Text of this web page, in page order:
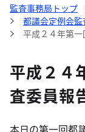
監査事務局トップ
都議会定例会
平成２４年第
平成２４
査委員報
本日の第一回都